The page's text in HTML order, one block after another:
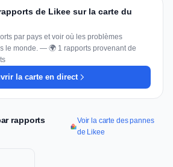
de Likee sur la carte du
par pays et voir où les problèmes
le monde. — 🌍 1 rapports provenant de
la carte en direct
rapports
Voir la carte des pannes
de Likee